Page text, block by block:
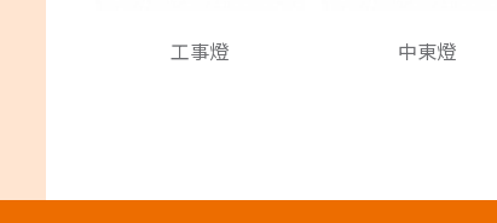
工事燈 中東燈